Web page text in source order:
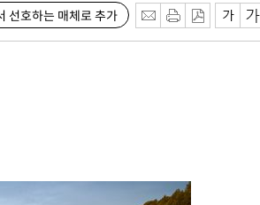
선호하는 매체로 추가